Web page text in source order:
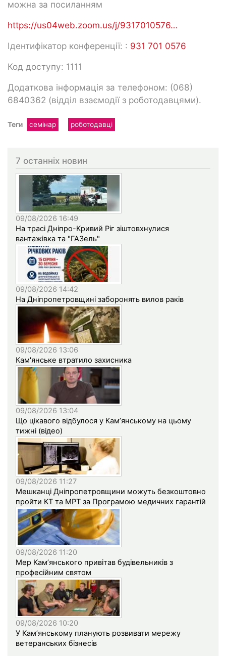
можна за посиланням
https://us04web.zoom.us/j/9317010576…
Ідентифікатор конференції: : 931 701 0576
Код доступу: 1111
Додаткова інформація за телефоном: (068)
6840362 (відділ взаємодії з роботодавцями).
Теги семінар роботодавці
7 останніх новин
09/08/2026 16:49
На трасі Дніпро-Кривий Ріг зіштовхнулися
вантажівка та "ГАЗель"
09/08/2026 14:42
На Дніпропетровщині заборонять вилов раків
09/08/2026 13:06
Кам'янське втратило захисника
09/08/2026 13:04
Що цікавого відбулося у Кам’янському на цьому
тижні (відео)
09/08/2026 11:27
Мешканці Дніпропетровщини можуть безкоштовно
пройти КТ та МРТ за Програмою медичних гарантій
09/08/2026 11:20
Мер Кам’янського привітав будівельників з
професійним святом
09/08/2026 10:20
У Кам’янському планують розвивати мережу
ветеранських бізнесів